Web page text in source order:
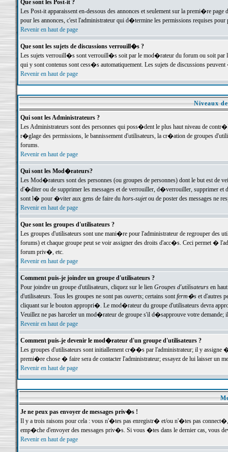
Que sont les Post-it ?
Les Post-it apparaissent en-dessous des annonces et seulement sur la premi�re
pour les annonces, c'est l'administrateur qui d�termine les permissions requises pour
Revenir en haut de page
Que sont les sujets de discussions verrouill�s ?
Les sujets verrouill�s sont verrouill�s soit par le mod�rateur du forum ou soit par
qui y sont contenus sont cess�s automatiquement. Les sujets de discussions
Revenir en haut de page
Niveaux
Qui sont les Administrateurs ?
Les Administrateurs sont des personnes qui poss�dent le plus haut niveau de
r�glage des permissions, le bannissement d'utilisateurs, la cr�ation de groupes
forums.
Revenir en haut de page
Qui sont les Mod�rateurs?
Les Mod�rateurs sont des personnes (ou groupes de personnes) dont le but est de
d'�diter ou de supprimer les messages et de verrouiller, d�verrouiller, supprimer
sont l� pour �viter aux gens de faire du hors-sujetou de poster des messages ne
Revenir en haut de page
Que sont les groupes d'utilisateurs ?
Les groupes d'utilisateurs sont une mani�re pour l'administrateur de regrouper des
forums) et chaque groupe peut se voir assigner des droits d'acc�s. Ceci permet
forum priv�, etc.
Revenir en haut de page
Comment puis-je joindre un groupe d'utilisateurs ?
Pour joindre un groupe d'utilisateurs, cliquez sur le lien Groupes d'utilisateursen haut
d'utilisateurs. Tous les groupes ne sont pas ouverts; certains sontferm�set d'autres
cliquant sur le bouton appropri�. Le mod�rateur du groupe d'utilisateurs devra
Veuillez ne pas harceler un mod�rateur de groupe s'il d�sapprouve votre demande;
Revenir en haut de page
Comment puis-je devenir le mod�rateur d'un groupe d'utilisateurs ?
Les groupes d'utilisateurs sont initiallement cr��s par l'administrateur; il y
premi�re chose � faire sera de contacter l'administrateur; essayez de lui laisser un
Revenir en haut de page
Je ne peux pas envoyer de messages priv�s !
Il y a trois raisons pour cela : vous n'�tes pas enregistr� et/ou n'�tes pas
emp�che d'envoyer des messages priv�s. Si vous �tes dans le dernier cas, vous
Revenir en haut de page